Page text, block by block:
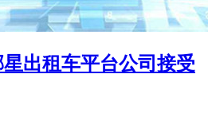
出租车平台公司接受